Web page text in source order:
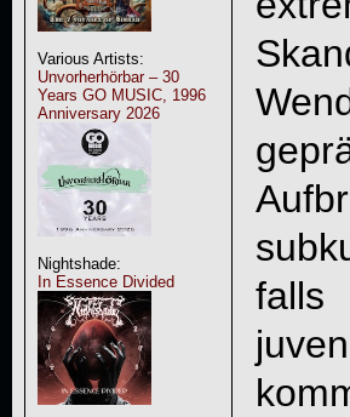
Various Artists:
Unvorherhörbar – 30
Years GO MUSIC, 1996
Anniversary 2026
Nightshade:
In Essence Divided
falls